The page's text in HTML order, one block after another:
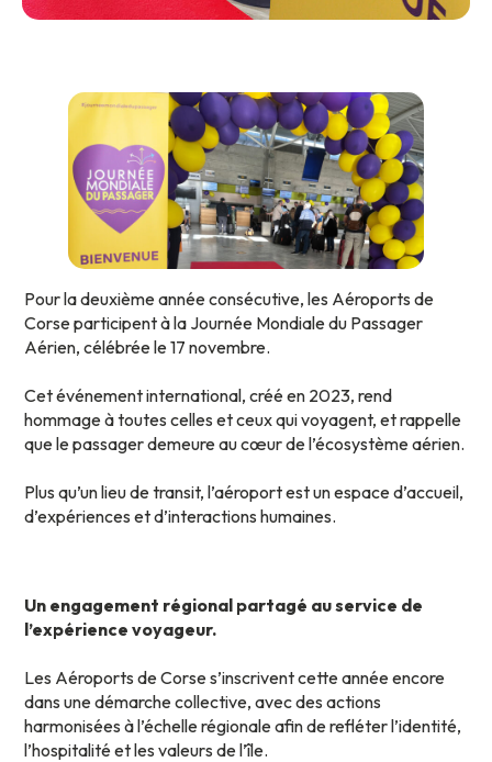
Pour la deuxième année consécutive, les Aéroports de
Corse participent à la Journée Mondiale du Passager
Aérien, célébrée le 17 novembre.
Cet événement international, créé en 2023, rend
hommage à toutes celles et ceux qui voyagent, et rappelle
que le passager demeure au cœur de l’écosystème aérien.
Plus qu’un lieu de transit, l’aéroport est un espace d’accueil,
d’expériences et d’interactions humaines.
Un engagement régional partagé au service de
l’expérience voyageur.
Les Aéroports de Corse s’inscrivent cette année encore
dans une démarche collective, avec des actions
harmonisées à l’échelle régionale afin de refléter l’identité,
l’hospitalité et les valeurs de l’île.